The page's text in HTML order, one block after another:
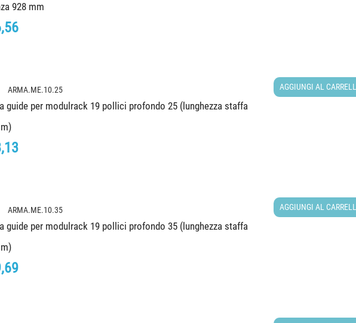
928 mm
guide per modulrack 19 pollici profondo 25 (lunghezza staffa
AGGIUNGI AL
guide per modulrack 19 pollici profondo 35 (lunghezza staffa
AGGIUNGI AL